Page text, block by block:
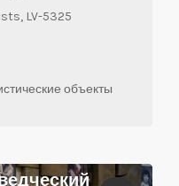
LV-5325
объекты